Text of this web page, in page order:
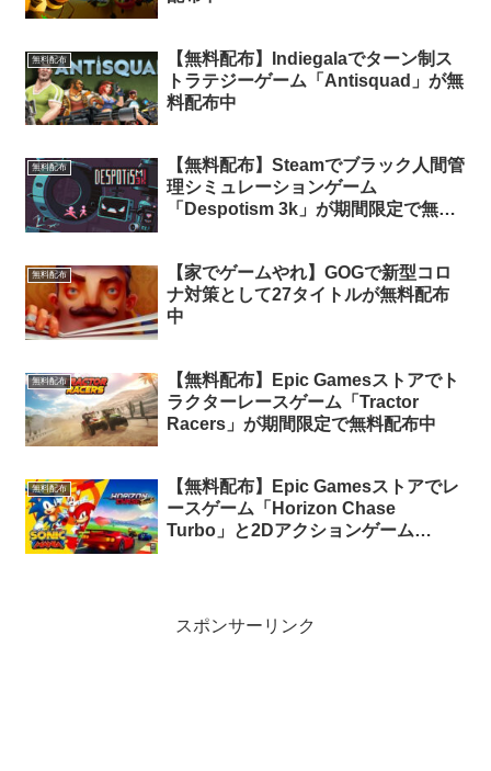
無料配布
【無料配布】Indiegalaでターン制ス
トラテジーゲーム「Antisquad」が無
料配布中
無料配布
【無料配布】Steamでブラック人間管
理シミュレーションゲーム
「Despotism 3k」が期間限定で無料
無料配布
【家でゲームやれ】GOGで新型コロ
ナ対策として27タイトルが無料配布
中
無料配布
【無料配布】Epic Gamesストアでト
ラクターレースゲーム「Tractor
Racers」が期間限定で無料配布中
無料配布
【無料配布】Epic Gamesストアでレ
ースゲーム「Horizon Chase
Turbo」と2Dアクションゲーム
スポンサーリンク